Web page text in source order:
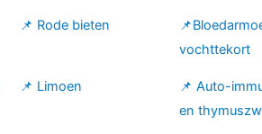
📌 Rode bieten
vochttekort
📌 Limoen
📌 Auto-
en